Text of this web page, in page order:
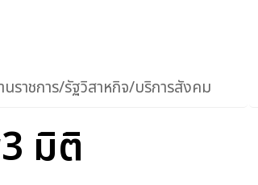
นราชการ/รัฐวิสาหกิจ/บริการสังคม
มิติ